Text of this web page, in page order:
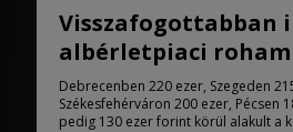
Visszafogottabban
albérletpiaci roham
Debrecenben 220 ezer, Szegeden
Székesfehérváron 200 ezer, Pécsen
pedig 130 ezer forint körül alakult a